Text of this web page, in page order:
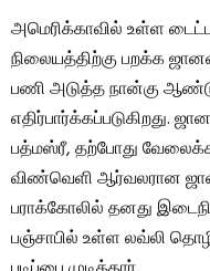
அமெரிக்காவில் உள்ள
நிலையத்திற்கு பறக்க
பணி அடுத்த நான்கு
எதிர்பார்க்கப்படுகிறது.
பத்மஸ்ரீ, தற்போது
விண்வெளி ஆர்வலரான
பராக்கோலில் தனது
பஞ்சாபில் உள்ள லவ்லி